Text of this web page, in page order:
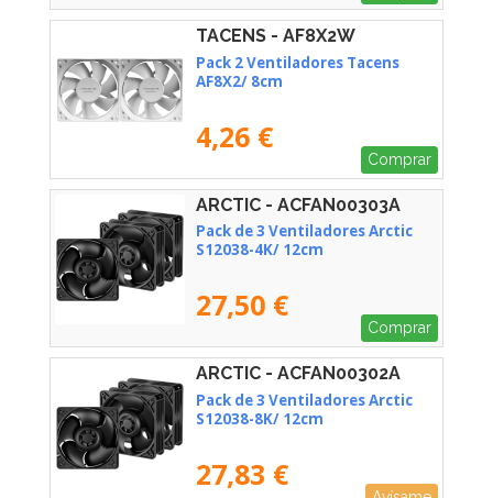
TACENS - AF8X2W
Pack 2 Ventiladores Tacens
AF8X2/ 8cm
4,26 €
Comprar
ARCTIC - ACFAN00303A
Pack de 3 Ventiladores Arctic
S12038-4K/ 12cm
27,50 €
Comprar
ARCTIC - ACFAN00302A
Pack de 3 Ventiladores Arctic
S12038-8K/ 12cm
27,83 €